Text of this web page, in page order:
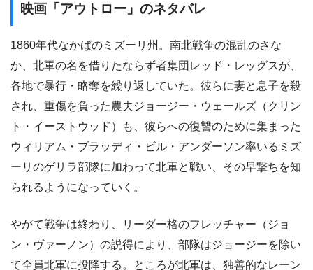
映画「アウトロー」のネタバレ
1860年代なかばのミズーリ州。南北戦争の混乱のさな
か、北軍の名を借りたならず者集団レッド・レッグスが、
各地で暴行・略奪を繰り返していた。彼らに妻と息子を殺
され、重傷を負った農夫ジョージー・ウェールズ（クリン
ト・イーストウッド）も、彼らへの復讐のために集まった
ウィリアム・ブラッディ・ビル・アンダーソン率いるミズ
ーリのゲリラ部隊に加わって北軍と戦い、その早撃ちを知
られるようになっていく。
やがて戦争は終わり、リーダー格のフレッチャー（ジョ
ン・ヴァーノン）の説得により、部隊はジョージーを除い
て全員北軍に投降する。ところが北軍は、独善的なレーン